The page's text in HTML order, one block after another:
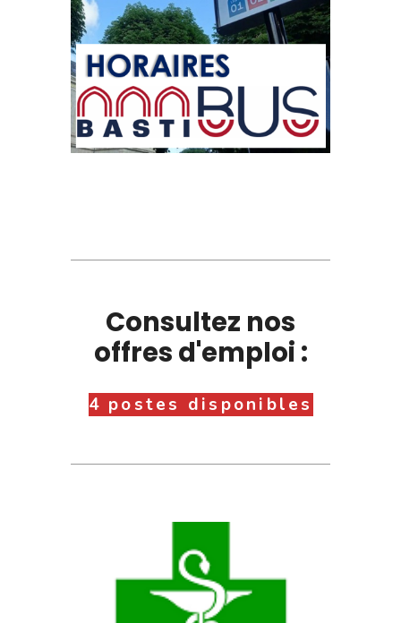
Consultez nos
offres d'emploi :
4 postes disponibles